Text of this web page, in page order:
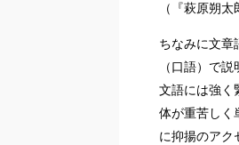
（『萩原朔
ちなみに文章
（口語）で
文語には強く
体が重苦しく
に抑揚のアク